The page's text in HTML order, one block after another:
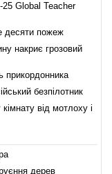
25 Global Teacher
десяти пожеж
накриє грозовий
прикордонника
безпілотник
від мотлоху і
дерев